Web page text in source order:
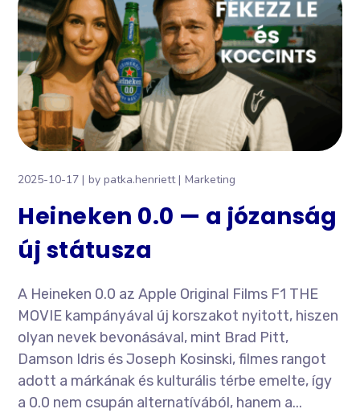
2025-10-17 bypatka.henriett Marketing
Heineken 0.0 — a józanság
új státusza
A Heineken 0.0 az Apple Original Films F1 THE
MOVIE kampányával új korszakot nyitott, hiszen
olyan nevek bevonásával, mint Brad Pitt,
Damson Idris és Joseph Kosinski, filmes rangot
adott a márkának és kulturális térbe emelte, így
a 0.0 nem csupán alternatívából, hanem a...